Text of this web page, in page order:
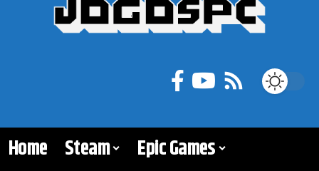
Home Steam
Epic Games